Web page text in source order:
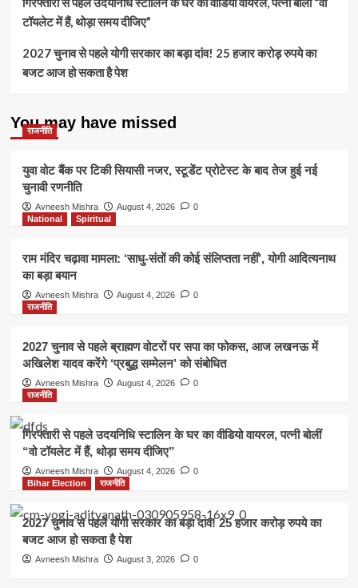
टॉयलेट में हैं, थोड़ा समय दीजिए”
2027 चुनाव से पहले योगी सरकार का बड़ा दांव! 25 हजार करोड़ रुपये का
बजट आज हो सकता है पेश
You may have missed
राजनीति
युवा वोट बैंक पर टिकी सियासी नजर, स्टूडेंट प्रोटेस्ट के बाद तेज हुई नई
चुनावी रणनीति
Avneesh Mishra August 4, 2026
0
National
Spiritual
राम मंदिर चढ़ावा मामला: ‘साधु-संतों की कोई संलिप्तता नहीं’, योगी आदित्यनाथ
का बड़ा बयान
Avneesh Mishra August 4, 2026
0
राजनीति
2027 चुनाव से पहले ब्राह्मण वोटरों पर सपा का फोकस, आज लखनऊ में
अखिलेश यादव करेंगे ‘प्रबुद्ध सम्मेलन’ को संबोधित
Avneesh Mishra August 4, 2026
0
राजनीति
गिरफ्तारी से पहले उदयनिधि स्टालिन के घर का वीडियो वायरल, पत्नी बोलीं
“वो टॉयलेट में हैं, थोड़ा समय दीजिए”
Avneesh Mishra August 4, 2026
0
Bihar Election
राजनीति
2027 चुनाव से पहले योगी सरकार का बड़ा दांव! 25 हजार करोड़ रुपये का
बजट आज हो सकता है पेश
Avneesh Mishra August 3, 2026 0